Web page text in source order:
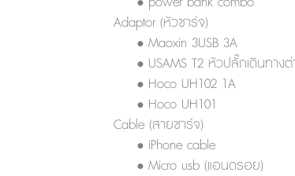
Adaptor (หัวชาร์จ)
• Maoxin 3USB 3A
• USAMS T2 หัวปลั๊กเดินทางต่
• Hoco UH102 1A
• Hoco UH101
Cable (สายชาร์จ)
• iPhone cable
• Micro usb (แอนดรอย)